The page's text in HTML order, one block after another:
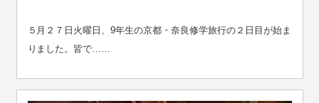
５月２７日火曜日、9年生の京都・奈良修学旅行の２日目が始ま
りました。皆で……